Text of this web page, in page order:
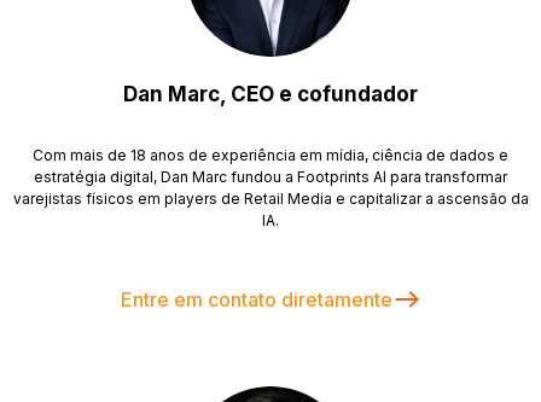
Dan Marc, CEO e cofundador
Com mais de 18 anos de experiência em mídia, ciência de dados e
estratégia digital, Dan Marc fundou a Footprints AI para transformar
varejistas físicos em players de Retail Media e capitalizar a ascensão da
IA.
Entre em contato diretamente